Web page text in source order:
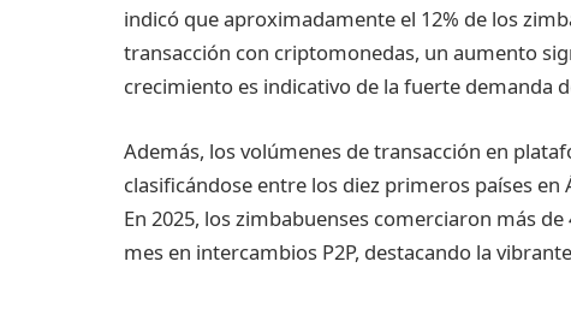
indicó que aproximadamente el 12% de los
transacción con criptomonedas, un aumento
crecimiento es indicativo de la fuerte demanda
Además, los volúmenes de transacción en
clasificándose entre los diez primeros países
En 2025, los zimbabuenses comerciaron más
mes en intercambios P2P, destacando la